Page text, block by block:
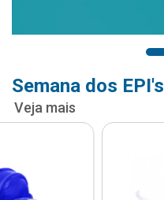
Semana dos EPI's
Veja mais